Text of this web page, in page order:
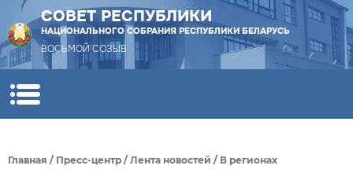
СОВЕТ РЕСПУБЛИКИ
НАЦИОНАЛЬНОГО СОБРАНИЯ РЕСПУБЛИКИ БЕЛАРУСЬ
ВОСЬМОЙ СОЗЫВ
Главная / Пресс-центр / Лента новостей / В регионах